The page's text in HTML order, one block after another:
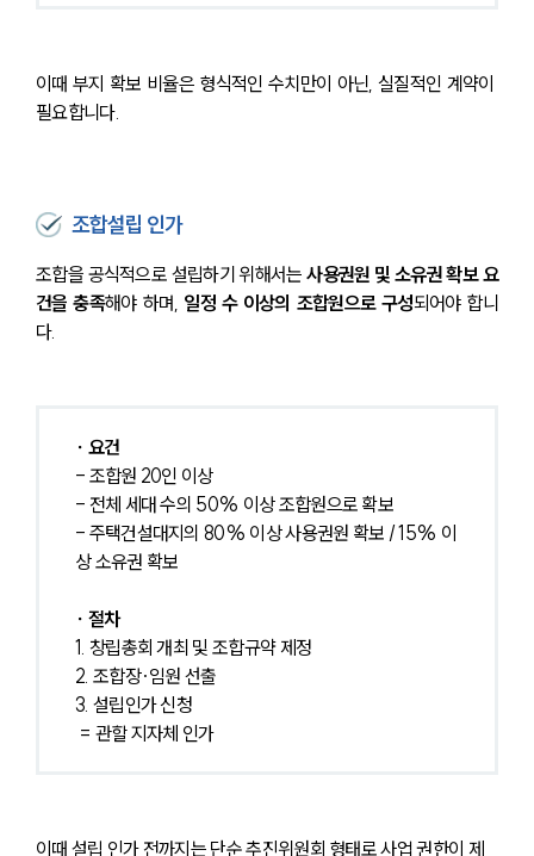
이때 부지 확보 비율은 형식적인 수치만이 아닌, 실질적인 계약이
필요합니다.
조합설립 인가
조합을 공식적으로 설립하기 위해서는 사용권원 및 소유권 확보 요
건을 충족해야 하며, 일정 수 이상의 조합원으로 구성되어야 합니
다.
∙ 요건
- 조합원 20인 이상
- 전체 세대 수의 50% 이상 조합원으로 확보
- 주택건설대지의 80% 이상 사용권원 확보 / 15% 이
상 소유권 확보
∙ 절차
1. 창립총회 개최 및 조합규약 제정
2. 조합장·임원 선출
3. 설립인가 신청
= 관할 지자체 인가
이때 설립 인가 전까지는 단순 추진위원회 형태로 사업 권한이 제